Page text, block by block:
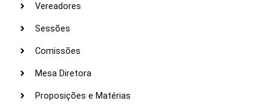
Vereadores
Sessões
Comissões
Mesa Diretora
Proposições e Matérias